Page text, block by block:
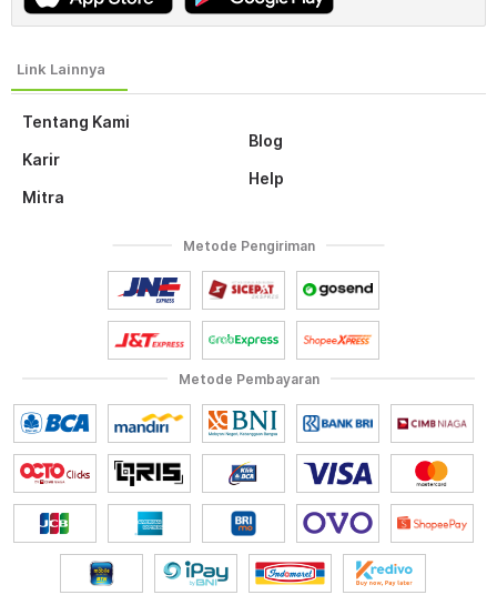
Tentang Kami
Karir
Mitra
Blog
Help
Metode Pembayaran
Metode Pengiriman